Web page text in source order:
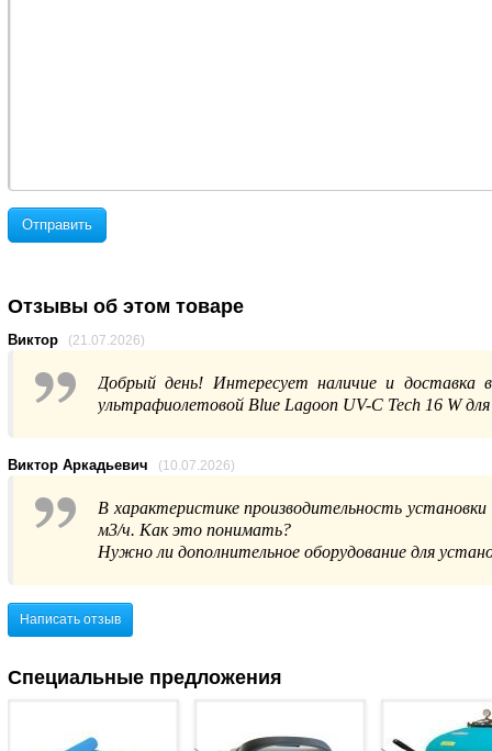
Отправить
Отзывы об этом товаре
Виктор (21.07.2026)
Добрый день! Интересует наличие и доставка
ультрафиолетовой Blue Lagoon UV-C Tech 16 W
Виктор Аркадьевич (10.07.2026)
В характеристике производительность
м3/ч. Как это понимать?
Нужно ли дополнительное оборудование для
Написать отзыв
Специальные предложения